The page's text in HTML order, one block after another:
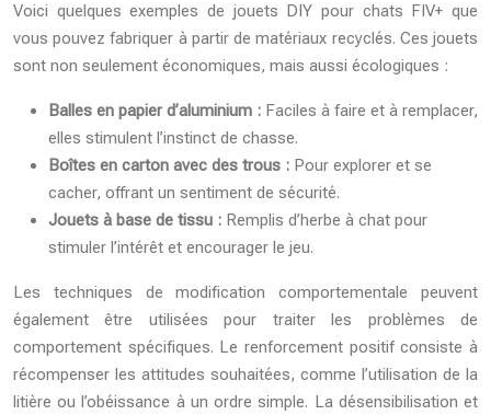
Voici quelques exemples de jouets DIY pour chats FIV+ que
vous pouvez fabriquer à partir de matériaux recyclés. Ces jouets
sont non seulement économiques, mais aussi écologiques :
Balles en papier d’aluminium : Faciles à faire et à remplacer,
elles stimulent l’instinct de chasse.
Boîtes en carton avec des trous : Pour explorer et se
cacher, offrant un sentiment de sécurité.
Jouets à base de tissu : Remplis d’herbe à chat pour
stimuler l’intérêt et encourager le jeu.
Les techniques de modification comportementale peuvent
également être utilisées pour traiter les problèmes de
comportement spécifiques. Le renforcement positif consiste à
récompenser les attitudes souhaitées, comme l’utilisation de la
litière ou l’obéissance à un ordre simple. La désensibilisation et